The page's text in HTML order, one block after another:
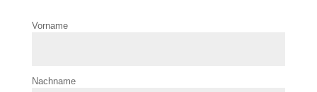
Vorname
Nachname